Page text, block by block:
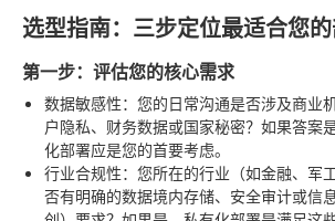
选型指南：三步定位最适合您
第一步：评估您的核心需求
数据敏感性：您的日常沟通是否涉及商业
户隐私、财务数据或国家秘密？如果答案
化部署应是您的首要考虑。
行业合规性：您所在的行业（如金融、军
否有明确的数据境内存储、安全审计或信